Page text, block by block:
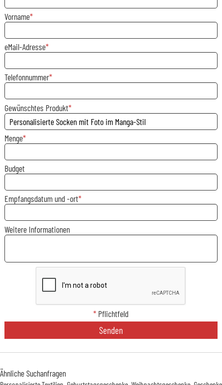
Vorname
eMail-Adresse
Telefonnummer
Gewünschtes Produkt
Menge
Budget
Empfangsdatum und -ort
Weitere Informationen
* Pflichtfeld
Senden
Ähnliche Suchanfragen